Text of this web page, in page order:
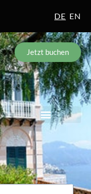
DE EN
Jetzt buchen